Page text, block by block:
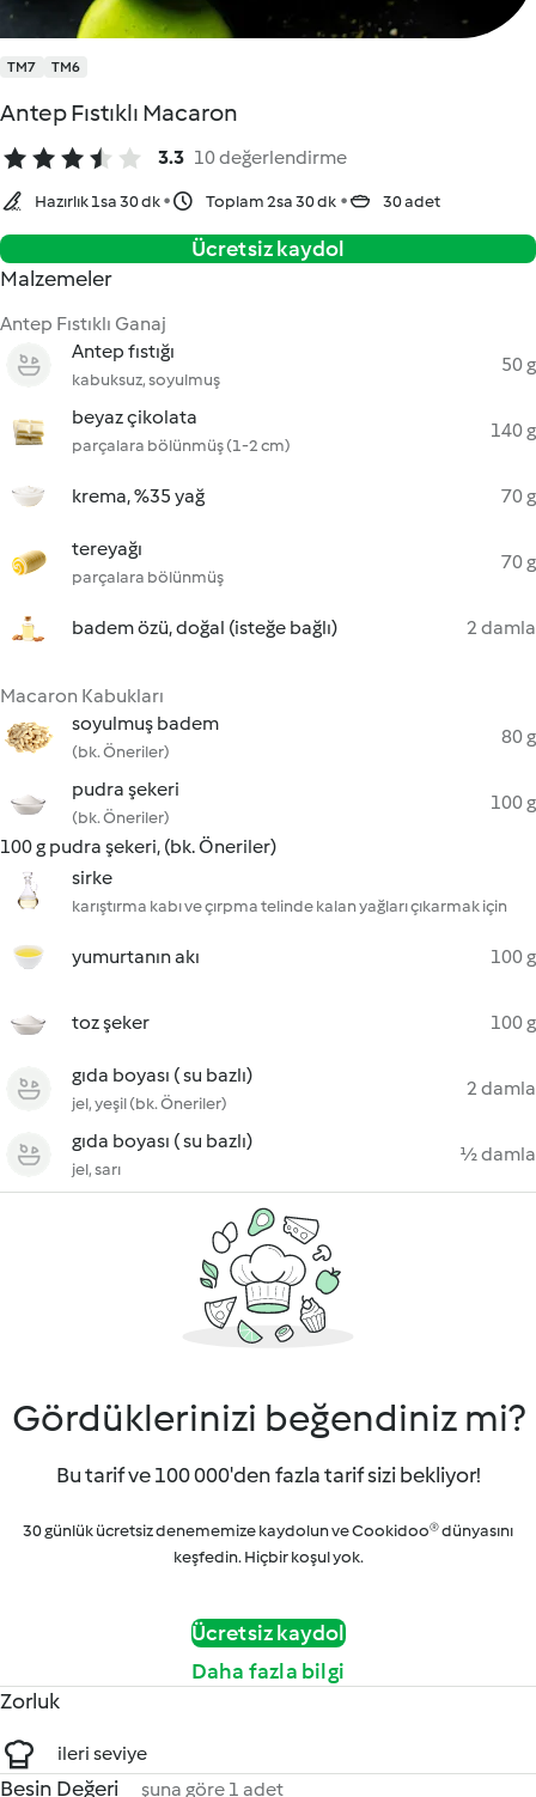
TM7 TM6
Antep Fıstıklı Macaron
3.3 10 değerlendirme
Hazırlık 1sa 30 dk Toplam 2sa 30 dk 30 adet
Ücretsiz kaydol
Malzemeler
Antep Fıstıklı Ganaj
Antep fıstığı
kabuksuz, soyulmuş
50 g
beyaz çikolata
parçalara bölünmüş (1-2 cm)
140 g
krema, %35 yağ 70 g
tereyağı
parçalara bölünmüş
70 g
badem özü, doğal (isteğe bağlı) 2 damla
Macaron Kabukları
soyulmuş badem
(bk. Öneriler)
80 g
pudra şekeri
(bk. Öneriler)
100 g
100 g pudra şekeri, (bk. Öneriler)
sirke
karıştırma kabı ve çırpma telinde kalan yağları çıkarmak için
yumurtanın akı 100 g
toz şeker 100 g
gıda boyası ( su bazlı)
jel, yeşil (bk. Öneriler)
2 damla
gıda boyası ( su bazlı)
jel, sarı
½ damla
Gördüklerinizi beğendiniz mi?
Bu tarif ve 100 000'den fazla tarif sizi bekliyor!
30 günlük ücretsiz denememize kaydolun ve Cookidoo® dünyasını
keşfedin. Hiçbir koşul yok.
Ücretsiz kaydol
Daha fazla bilgi
Zorluk
ileri seviye
Besin Değeri şuna göre 1 adet